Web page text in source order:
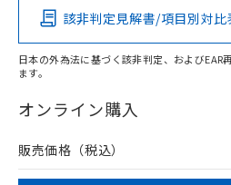
O
在庫等で未対応品が混在する可能
問い合わせください。
該非判定見解書/項目別対比
日本の外為法に基づく該非判定、およびEAR
ます。
オンライン購入
販売価格（税込）